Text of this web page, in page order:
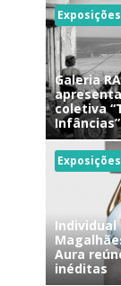
Galeria
coletiva
Infâncias”
Individual
Aura
inéditas